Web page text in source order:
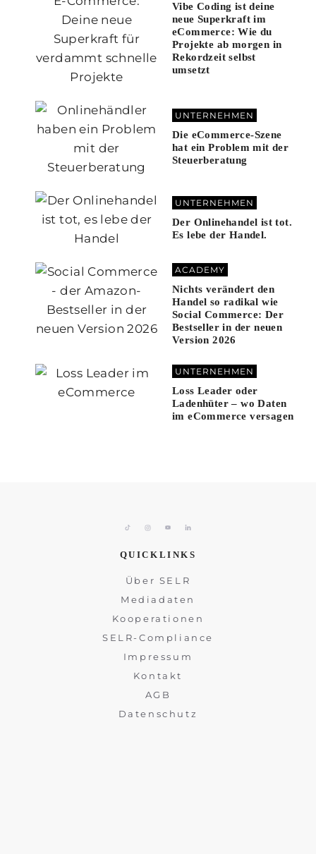
Vibe Coding ist deine
neue Superkraft im
eCommerce: Wie du
Projekte ab morgen in
Rekordzeit selbst
umsetzt
UNTERNEHMEN
Die eCommerce-Szene
hat ein Problem mit der
Steuerberatung
UNTERNEHMEN
Der Onlinehandel ist tot.
Es lebe der Handel.
ACADEMY
Nichts verändert den
Handel so radikal wie
Social Commerce: Der
Bestseller in der neuen
Version 2026
UNTERNEHMEN
Loss Leader oder
Ladenhüter – wo Daten
im eCommerce versagen
QUICKLINKS
Über SELR
Mediadaten
Kooperationen
SELR-Compliance
Impressum
Kontakt
AGB
Datenschutz